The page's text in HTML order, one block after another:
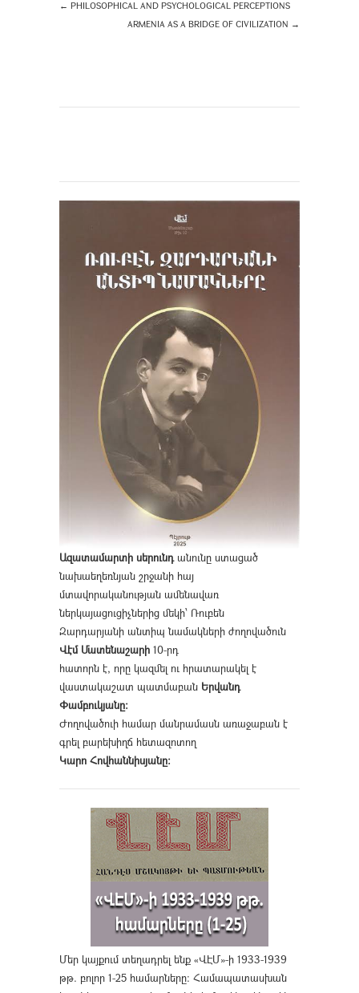
← PHILOSOPHICAL AND PSYCHOLOGICAL PERCEPTIONS
ARMENIA AS A BRIDGE OF CIVILIZATION →
Ազատամարտի սերունդանունը ստացած
նախաեղեռնյան շրջանի հայ
մտավորականության ամենավառ
ներկայացուցիչներից մեկի՝ Ռուբեն
Զարդարյանի անտիպ նամակների ժողովածուն
Վէմ Մատենաշարի 10-րդ
հատորն է, որը կազմել ու հրատարակել է
վաստակաշատ պատմաբան Երվանդ
Փամբուկյանը։
Ժողովածուի համար մանրամասն առաջաբան է
գրել բարեխիղճ հետազոտող
Կարո Հովհաննիսյանը։
Մեր կայքում տեղադրել ենք «ՎԷՄ»-ի 1933-1939
թթ. բոլոր 1-25 համարները։ Համապատասխան